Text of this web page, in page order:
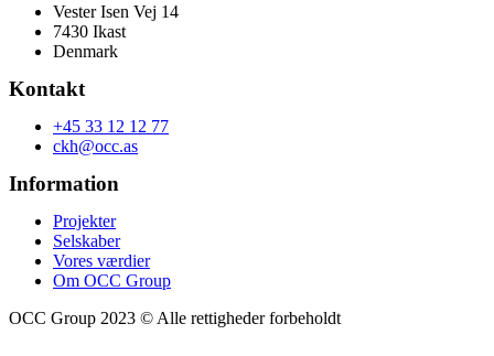
Vester Isen Vej 14
7430 Ikast
Denmark
Kontakt
+45 33 12 12 77
ckh@occ.as
Information
Projekter
Selskaber
Vores værdier
Om OCC Group
OCC Group 2023 © Alle rettigheder forbeholdt